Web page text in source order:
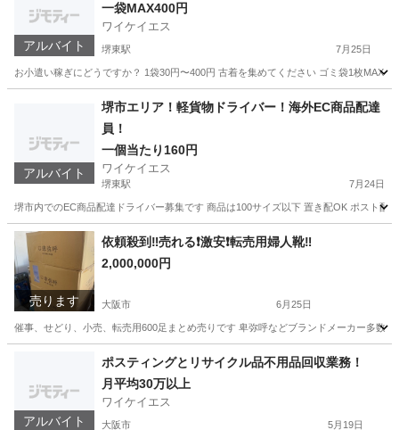
アルバイト
一袋MAX400円
ワイケイエス
堺東駅 7月25日
お小遣い稼ぎにどうですか？ 1袋30円〜400円 古着を集めてください ゴミ袋1枚
堺東駅 ポスティング 古着
アルバイト
堺市エリア！軽貨物ドライバー！海外EC商品配達
員！
一個当たり160円
ワイケイエス
堺東駅 7月24日
堺市内でのEC商品配達ドライバー募集です 商品は100サイズ以下 置き配OK ポスト
大阪 堺市 堺東駅 配送 置き配
売ります
依頼殺到‼️売れる❗️激安❗️転売用婦人靴‼️
2,000,000円
大阪市 6月25日
催事、せどり、小売、転売用600足まとめ売りです 卑弥呼などブランドメーカー多数
靴
アルバイト
ポスティングとリサイクル品不用品回収業務！
月平均30万以上
ワイケイエス
大阪市 5月19日